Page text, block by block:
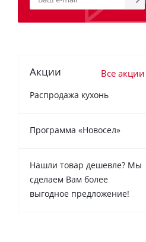
Акции Все акции
Распродажа кухонь
Программа «Новосел»
Нашли товар дешевле? Мы
сделаем Вам более
выгодное предложение!